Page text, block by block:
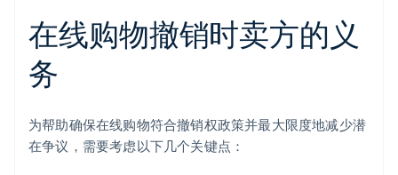
在线购物撤销时卖方的义
务
为帮助确保在线购物符合撤销权政策并最大限度地减少潜
在争议，需要考虑以下几个关键点：